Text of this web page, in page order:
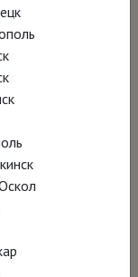
в
в Майами